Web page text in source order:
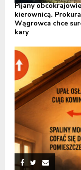
Pijany
kierownicą.
Wągrowca chce
kary